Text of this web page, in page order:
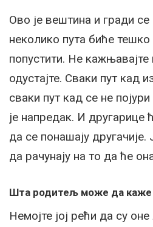
Ово је вештина и гради
неколико пута биће
попустити. Не кажњавајте
одустајте. Сваки пут кад
сваки пут кад се не
је напредак. И другарице
да се понашају
да рачунају на то да ће
Шта родитељ може да каже
Немојте јој рећи да су